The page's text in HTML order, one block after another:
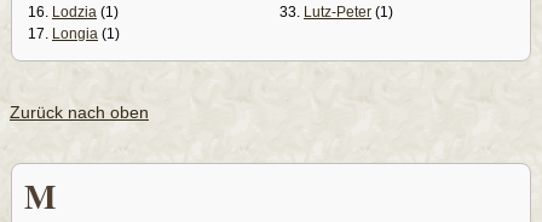
16. Lodzia (1)
17. Longia (1)
33. Lutz-Peter (1)
Zurück nach oben
M